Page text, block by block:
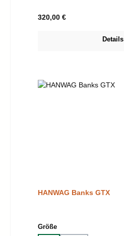
Regulärer Preis:
320,00 €
Details
HANWAG Banks GTX
Größeauswählen